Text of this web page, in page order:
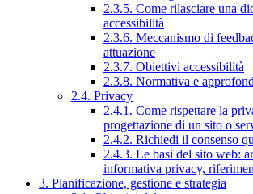
2.3.5. Come rilasciare una
accessibilità
2.3.6. Meccanismo di
attuazione
2.3.7. Obiettivi accessibilità
2.3.8. Normativa e
2.4. Privacy
2.4.1. Come rispettare la
progettazione di un sito o
2.4.2. Richiedi il consenso
2.4.3. Le basi del sito web:
informativa privacy,
3. Pianificazione, gestione e strategia